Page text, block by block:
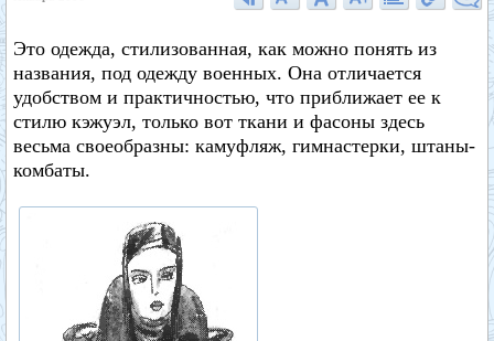
Это одежда, стилизованная, как можно понять из
названия, под одежду военных. Она отличается
удобством и практичностью, что приближает ее к
стилю кэжуэл, только вот ткани и фасоны здесь
весьма своеобразны: камуфляж, гимнастерки, штаны-
комбаты.